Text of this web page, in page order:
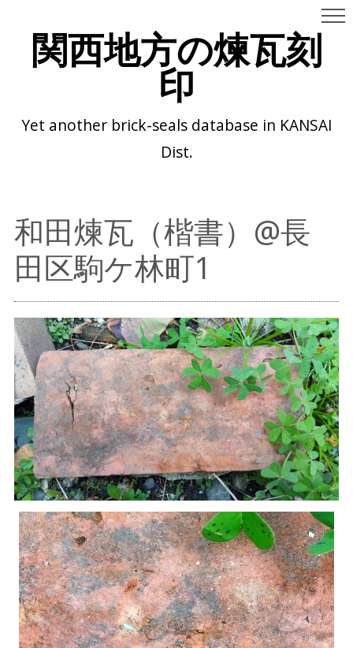
関西地方の煉瓦刻
印
Yet another brick-seals database in KANSAI
Dist.
和田煉瓦（楷書）@長
田区駒ケ林町1